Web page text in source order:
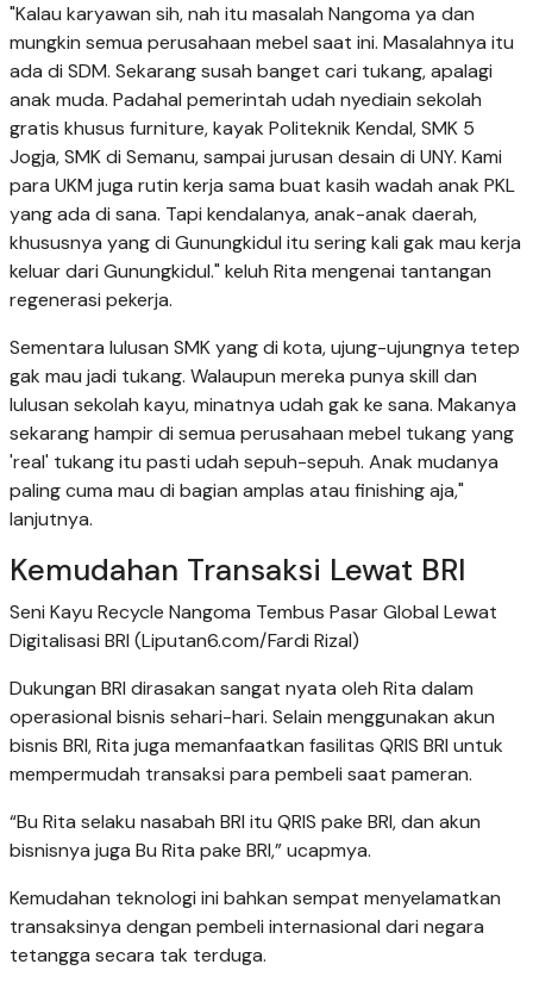
"Kalau karyawan sih, nah itu masalah Nangoma ya dan
mungkin semua perusahaan mebel saat ini. Masalahnya itu
ada di SDM. Sekarang susah banget cari tukang, apalagi
anak muda. Padahal pemerintah udah nyediain sekolah
gratis khusus furniture, kayak Politeknik Kendal, SMK 5
Jogja, SMK di Semanu, sampai jurusan desain di UNY. Kami
para UKM juga rutin kerja sama buat kasih wadah anak PKL
yang ada di sana. Tapi kendalanya, anak-anak daerah,
khususnya yang di Gunungkidul itu sering kali gak mau kerja
keluar dari Gunungkidul." keluh Rita mengenai tantangan
regenerasi pekerja.
Sementara lulusan SMK yang di kota, ujung-ujungnya tetep
gak mau jadi tukang. Walaupun mereka punya skill dan
lulusan sekolah kayu, minatnya udah gak ke sana. Makanya
sekarang hampir di semua perusahaan mebel tukang yang
'real' tukang itu pasti udah sepuh-sepuh. Anak mudanya
paling cuma mau di bagian amplas atau finishing aja,"
lanjutnya.
Kemudahan Transaksi Lewat BRI
Seni Kayu Recycle Nangoma Tembus Pasar Global Lewat
Digitalisasi BRI (Liputan6.com/Fardi Rizal)
Dukungan BRI dirasakan sangat nyata oleh Rita dalam
operasional bisnis sehari-hari. Selain menggunakan akun
bisnis BRI, Rita juga memanfaatkan fasilitas QRIS BRI untuk
mempermudah transaksi para pembeli saat pameran.
“Bu Rita selaku nasabah BRI itu QRIS pake BRI, dan akun
bisnisnya juga Bu Rita pake BRI,” ucapmya.
Kemudahan teknologi ini bahkan sempat menyelamatkan
transaksinya dengan pembeli internasional dari negara
tetangga secara tak terduga.